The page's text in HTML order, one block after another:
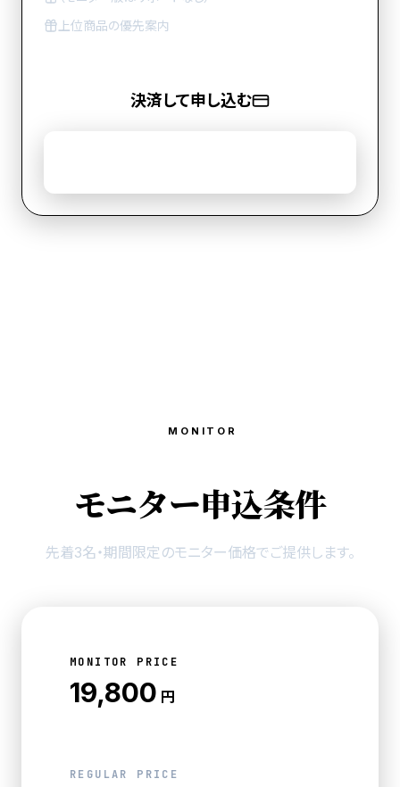
上位商品の優先案内
決済して申し込む
MONITOR
モニター申込条件
先着3名・期間限定のモニター価格でご提供します。
MONITOR PRICE
19,800 円
REGULAR PRICE